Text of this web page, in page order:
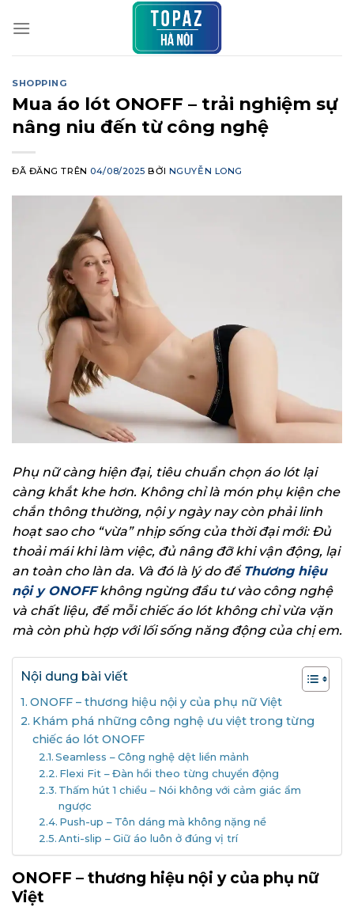
đến
SHOPPING
Mua áo lót ONOFF – trải nghiệm sự
nâng niu đến từ công nghệ
ĐÃ ĐĂNG TRÊN 04/08/2025 BỞI NGUYỄN LONG
Phụ nữ càng hiện đại, tiêu chuẩn chọn áo lót lại
càng khắt khe hơn. Không chỉ là món phụ kiện che
chắn thông thường, nội y ngày nay còn phải linh
hoạt sao cho “vừa” nhịp sống của thời đại mới: Đủ
thoải mái khi làm việc, đủ nâng đỡ khi vận động, lại
an toàn cho làn da. Và đó là lý do để Thương hiệu
nội y ONOFFkhông ngừng đầu tư vào công nghệ
và chất liệu, để mỗi chiếc áo lót không chỉ vừa vặn
mà còn phù hợp với lối sống năng động của chị em.
Nội dung bài viết
ONOFF – thương hiệu nội y của phụ nữ Việt
Khám phá những công nghệ ưu việt trong từng
chiếc áo lót ONOFF
Seamless – Công nghệ dệt liền mảnh
Flexi Fit – Đàn hồi theo từng chuyển động
Thấm hút 1 chiều – Nói không với cảm giác ẩm
ngược
Push-up – Tôn dáng mà không nặng nề
Anti-slip – Giữ áo luôn ở đúng vị trí
ONOFF – thương hiệu nội y của phụ nữ
Việt